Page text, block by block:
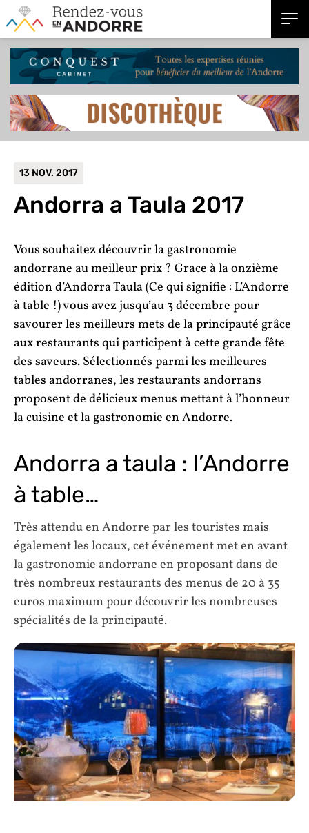
13 NOV. 2017
Andorra a Taula 2017
Vous souhaitez découvrir la gastronomie
andorrane au meilleur prix ? Grace à la onzième
édition d’Andorra Taula (Ce qui signifie : L’Andorre
à table !) vous avez jusqu’au 3 décembre pour
savourer les meilleurs mets de la principauté grâce
aux restaurants qui participent à cette grande fête
des saveurs. Sélectionnés parmi les meilleures
tables andorranes, les restaurants andorrans
proposent de délicieux menus mettant à l’honneur
la cuisine et la gastronomie en Andorre.
Andorra a taula : l’Andorre
à table…
Très attendu en Andorre par les touristes mais
également les locaux, cet événement met en avant
la gastronomie andorrane en proposant dans de
très nombreux restaurants des menus de 20 à 35
euros maximum pour découvrir les nombreuses
spécialités de la principauté.